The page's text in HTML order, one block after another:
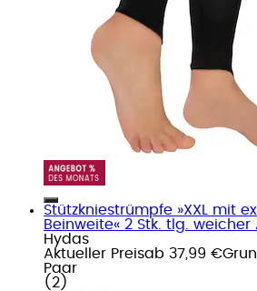
Stützkniestrümpfe »XXL mit
Beinweite« 2 Stk. tlg. weicher
Hydas
Aktueller Preisab 37,99 €
Paar
( 2 )